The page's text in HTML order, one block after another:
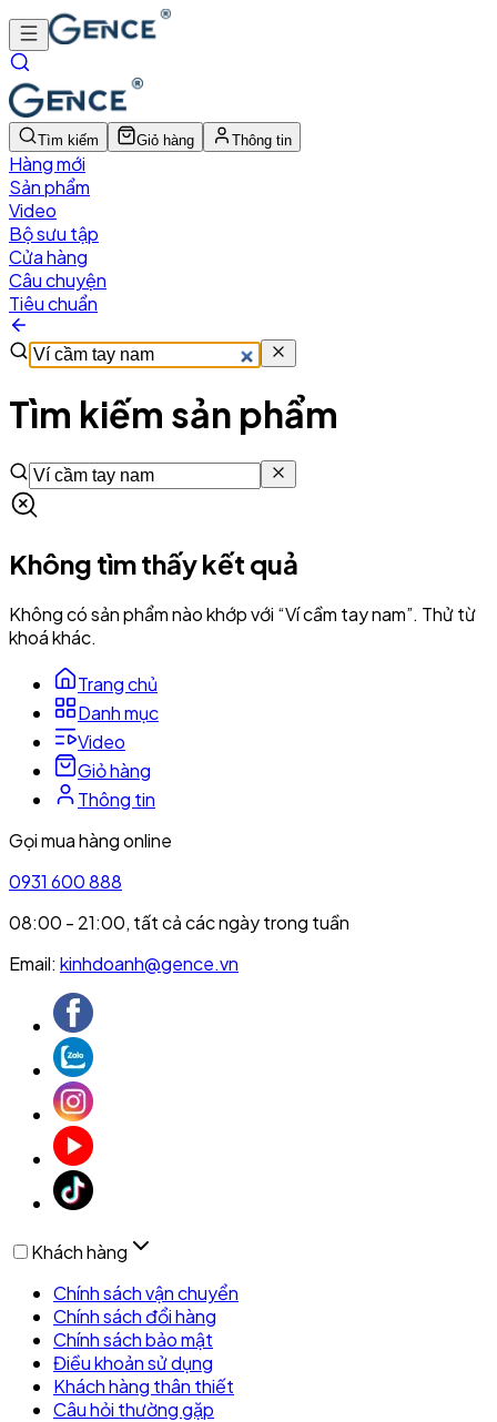
Tìm kiếm Giỏ hàng Thông tin
Hàng mới
Sản phẩm
Video
Bộ sưu tập
Cửa hàng
Câu chuyện
Tiêu chuẩn
Tìm kiếm sản phẩm
Không tìm thấy kết quả
Không có sản phẩm nào khớp với “Ví cầm tay nam”. Thử từ
khoá khác.
Trang chủ
Danh mục
Video
Giỏ hàng
Thông tin
Gọi mua hàng online
0931 600 888
08:00 - 21:00, tất cả các ngày trong tuần
Email: kinhdoanh@gence.vn
Khách hàng
Chính sách vận chuyển
Chính sách đổi hàng
Chính sách bảo mật
Điều khoản sử dụng
Khách hàng thân thiết
Câu hỏi thường gặp